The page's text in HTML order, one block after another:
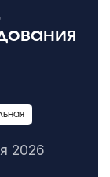
2026